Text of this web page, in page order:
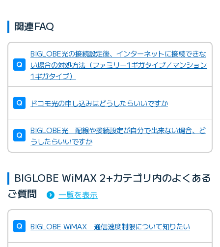
関連FAQ
BIGLOBE光の接続設定後、インターネットに接続できな
い場合の対処方法（ファミリー1ギガタイプ／マンション
1ギガタイプ）
ドコモ光の申し込みはどうしたらいいですか
BIGLOBE光 配線や接続設定が自分で出来ない場合、ど
うしたらいいですか
BIGLOBE WiMAX 2+カテゴリ内のよくある
ご質問
一覧を表示
BIGLOBE WiMAX 通信速度制限について知りたい